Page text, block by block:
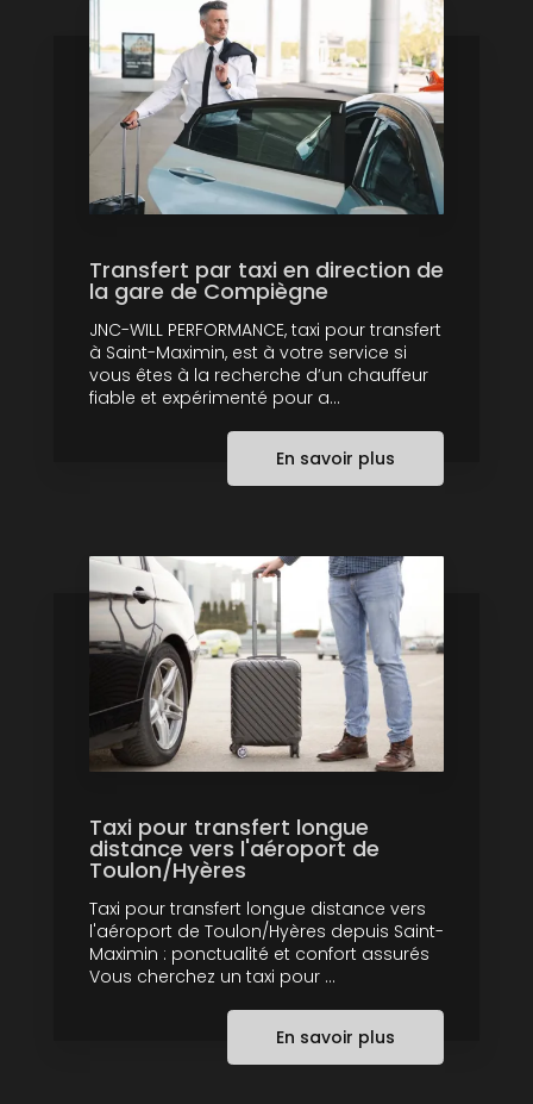
Transfert par taxi en direction de
la gare de Compiègne
JNC-WILL PERFORMANCE, taxi pour transfert
à Saint-Maximin, est à votre service si
vous êtes à la recherche d’un chauffeur
fiable et expérimenté pour a...
En savoir plus
Taxi pour transfert longue
distance vers l'aéroport de
Toulon/Hyères
Taxi pour transfert longue distance vers
l'aéroport de Toulon/Hyères depuis Saint-
Maximin : ponctualité et confort assurés
Vous cherchez un taxi pour ...
En savoir plus